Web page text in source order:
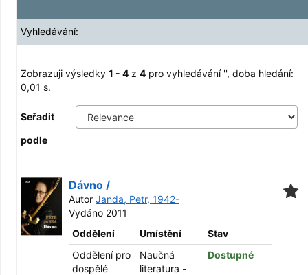
Vyhledávání:
Zobrazuji výsledky 1 - 4 z 4 pro vyhledávání '', doba hledání:
0,01 s.
Seřadit
podle
Dávno /
Autor Janda, Petr, 1942-
Vydáno 2011
Oddělení
Umístění
Stav
Oddělení pro
dospělé
Naučná
literatura -
Dostupné